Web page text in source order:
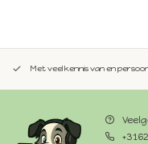
Met veel kennis van en